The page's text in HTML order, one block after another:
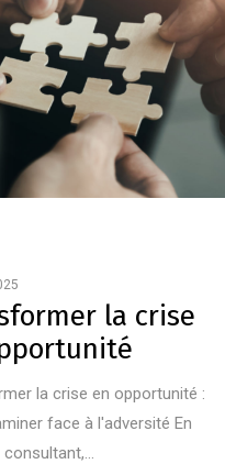
la crise
la crise en opportunité :
face à l'adversité En
consultant,…